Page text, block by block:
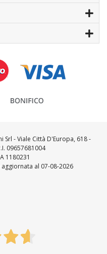
Srl - Viale Città D'Europa, 618 -
09657681004
1180231
al 07-08-2026